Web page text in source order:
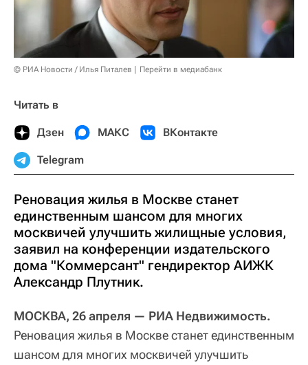
© РИА Новости / Илья Питалев Перейти в медиабанк
Читать в
Дзен МАКС ВКонтакте
Telegram
Реновация жилья в Москве станет
единственным шансом для многих
москвичей улучшить жилищные условия,
заявил на конференции издательского
дома "Коммерсант" гендиректор АИЖК
Александр Плутник.
МОСКВА, 26 апреля — РИА Недвижимость.
Реновация жилья в Москве станет единственным
шансом для многих москвичей улучшить